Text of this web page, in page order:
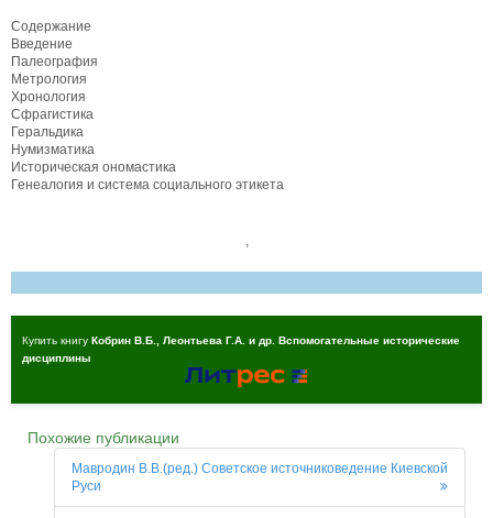
Содержание
Введение
Палеография
Метрология
Хронология
Сфрагистика
Геральдика
Нумизматика
Историческая ономастика
Генеалогия и система социального этикета
,
Купить книгу Кобрин В.Б., Леонтьева Г.А. и др. Вспомогательные исторические
дисциплины
Похожие публикации
Мавродин В.В.(ред.) Советское источниковедение Киевской
Руси